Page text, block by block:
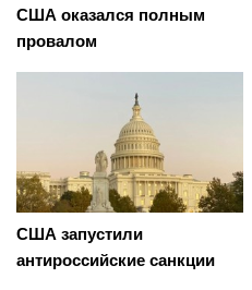
США оказался полным
провалом
США запустили
антироссийские санкции